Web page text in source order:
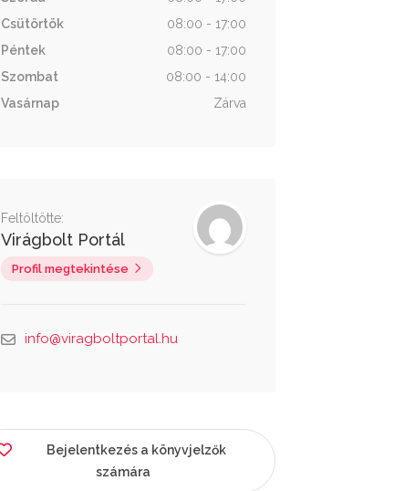
Csütörtök
08:00 - 17:00
Péntek
08:00 - 17:00
Szombat
08:00 - 14:00
Vasárnap
Zárva
Feltöltötte:
Virágbolt Portál
Profil megtekintése
info@viragboltportal.hu
Bejelentkezés a könyvjelzők
számára